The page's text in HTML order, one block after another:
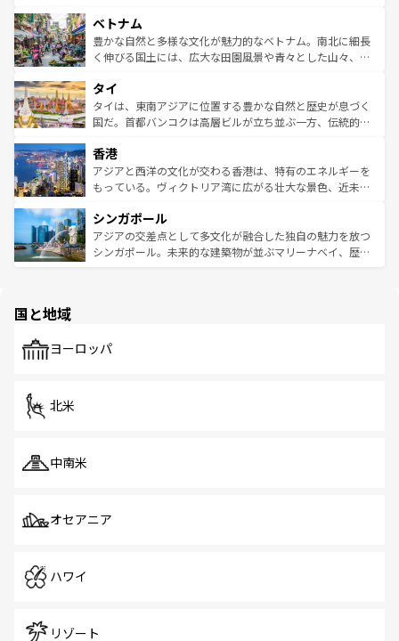
参照してほしい。
容にもいいと評判のスイーツなど、バラエティ豊かな料理
が味わえる。 なお、新着の台湾情報は コンテンツ一覧を参
照してほしい。
き、地方に足を延ばせば四季折々の自然美を楽しむことが
できる。そして、キムチや焼肉、絶品のストリートフード
まで、さまざまな韓国料理が待っている。夜には、韓国な
リティに包まれながら、韓国の多彩な魅力を心ゆくまで味
わってみてほしい。 なお、新着の韓国情報はコンテンツ一
覧を参照してほしい。
ベトナム
豊かな自然と多様な文化が魅力的なベトナム。南北に細長
く伸びる国土には、広大な田園風景や青々とした山々、世
急速な発展と共に伝統が息づく。ハノイの古い町並みやホ
ーチミン市のフランス統治時代の建物も、独特の雰囲気を
醸し出している。また、バラエティの豊かさとおいしさで
とつ。フォーやバインミー、ベトナムコーヒーなどは、ぜ
ひ現地で味わいたい。どの地域を訪れてもあたたかい人々
が旅行者を迎えてくれるので、きっと忘れられない旅にな
参照してほしい。
タイ
タイは、東南アジアに位置する豊かな自然と歴史が息づく
国だ。首都バンコクは高層ビルが立ち並ぶ一方、伝統的な
の活気が交差している。北部ではチェンマイなどの山岳地
帯で自然と触れ合い、南部ではプーケットやクラビの美し
いビーチでリゾート気分を楽しむことができる。タイ料理
激する。気候は一年中温暖で、どの季節にも異なる楽しみ
が待っている。親しみやすいタイの人々、仏教を中心とし
た文化、そして多様な観光資源が、訪れる旅人を魅了し続
香港
アジアと西洋の文化が交わる香港は、特有のエネルギーを
もっている。ヴィクトリア湾に広がる壮大な景色、近未来
み、どこを訪れても感動するはず。観光スポットが密集し
ており、効率よく見どころを回れるのも魅力。息をのむよ
うな絶景から文化的な体験まで、香港を存分に楽しみ尽く
シンガポール
アジアの交差点として多文化が融合した独自の魅力を放つ
シンガポール。未来的な建築物が並ぶマリーナベイ、歴史
で、ホーカーズは地元の風情を楽しめる外せないスポット
国と地域
ヨーロッパ
北米
中南米
オセアニア
ハワイ
リゾート